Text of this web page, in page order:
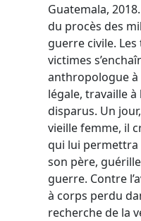
Guatemala,
du procès des
guerre civile.
victimes
anthropologue à
légale, travaille
disparus. Un
vieille femme, il
qui lui permettra
son père,
guerre. Contre
à corps perdu
recherche de la